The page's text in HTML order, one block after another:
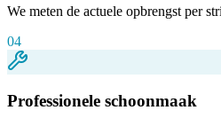
We meten de actuele opbrengst per
04
Professionele schoonmaak